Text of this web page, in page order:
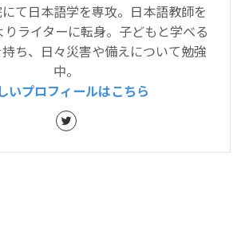
て日本語学を専攻。日本語教師を
ライターに転身。子どもと学べる
ち、日々災害や備えについて勉強
中。
いプロフィールはこちら